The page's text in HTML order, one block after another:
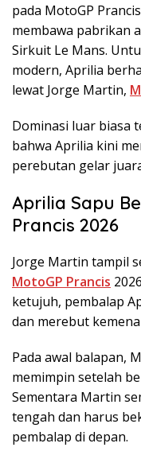
pada MotoGP
membawa pabrikan
Sirkuit Le Mans.
modern, Aprilia
lewat Jorge Martin,
Dominasi luar biasa
bahwa Aprilia kini
perebutan gelar
Aprilia Sapu
Prancis 2026
Jorge Martin tampil
MotoGP Prancis
ketujuh, pembalap
dan merebut
Pada awal balapan,
memimpin setelah
Sementara Martin
tengah dan harus
pembalap di depan.